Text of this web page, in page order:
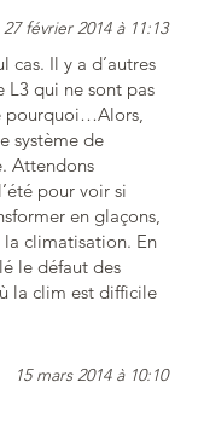
27 février 2014 à 11:13
cas. Il y a d’autres
L3 qui ne sont pas
pourquoi…Alors,
système de
Attendons
pour voir si
en glaçons,
climatisation. En
le défaut des
la clim est difficile
15 mars 2014 à 10:10